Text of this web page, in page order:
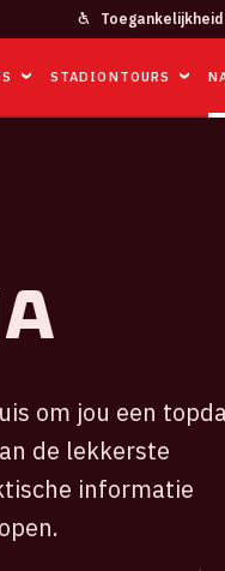
Toegankelijkheid
STADIONTOURS
om jou een
de lekkerste
informatie